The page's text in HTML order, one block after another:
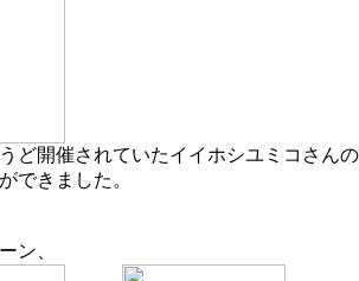
ど開催されていたイイホシユミコさんの
できました。
ン、